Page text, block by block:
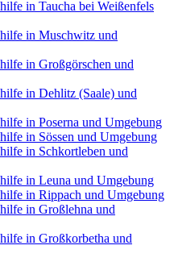
in Taucha bei Weißenfels
in Muschwitz und
in Großgörschen und
in Dehlitz (Saale) und
in Poserna und Umgebung
in Sössen und Umgebung
in Schkortleben und
in Leuna und Umgebung
in Rippach und Umgebung
in Großlehna und
in Großkorbetha und